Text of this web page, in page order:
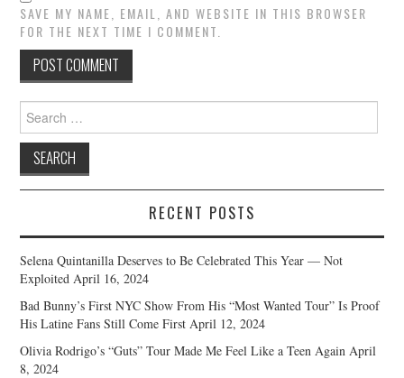
SAVE MY NAME, EMAIL, AND WEBSITE IN THIS BROWSER
FOR THE NEXT TIME I COMMENT.
for:
RECENT POSTS
Selena Quintanilla Deserves to Be Celebrated This Year — Not
Exploited April 16, 2024
Bad Bunny’s First NYC Show From His “Most Wanted Tour” Is Proof
His Latine Fans Still Come First April 12, 2024
Olivia Rodrigo’s “Guts” Tour Made Me Feel Like a Teen Again April
8, 2024